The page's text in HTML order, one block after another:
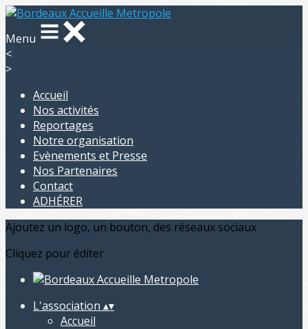
Menu
<
>
Accueil
Nos activités
Reportages
Notre organisation
Evènements et Presse
Nos Partenaires
Contact
ADHÉRER
Ajoutez un logo, un bouton, des réseaux sociaux
Cliquez pour éditer
L'association ▴▾
Accueil